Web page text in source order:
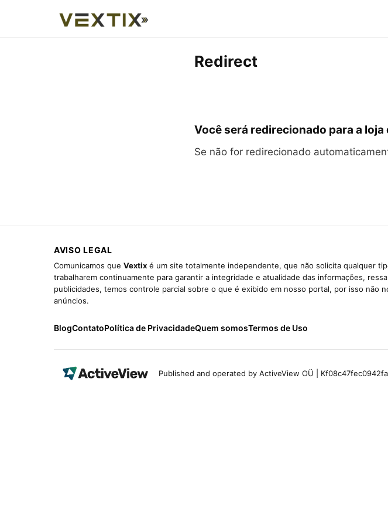
Redirect
Você será redirecionado para a
Se não for redirecionado
AVISO LEGAL
Comunicamos que Vextix é um site totalmente independente, que não solicita qualquer
trabalharem continuamente para garantir a integridade e atualidade das informações,
publicidades, temos controle parcial sobre o que é exibido em nosso portal, por isso
anúncios.
BlogContatoPolítica de PrivacidadeQuem somosTermos de Uso
Published and operated by ActiveView OÜ |